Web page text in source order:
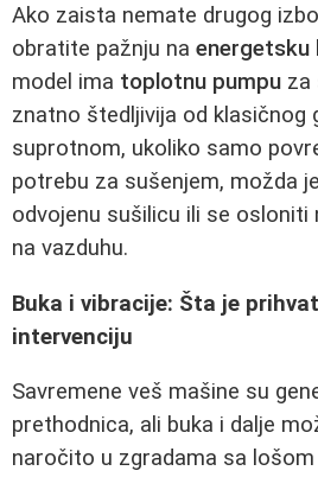
Ako zaista nemate drugog
obratite pažnju na energetsku
model ima toplotnu pumpu za
znatno štedljivija od klasičnog
suprotnom, ukoliko samo
potrebu za sušenjem, možda
odvojenu sušilicu ili se osloniti
na vazduhu.
Buka i vibracije: Šta je
intervenciju
Savremene veš mašine su
prethodnica, ali buka i dalje
naročito u zgradama sa